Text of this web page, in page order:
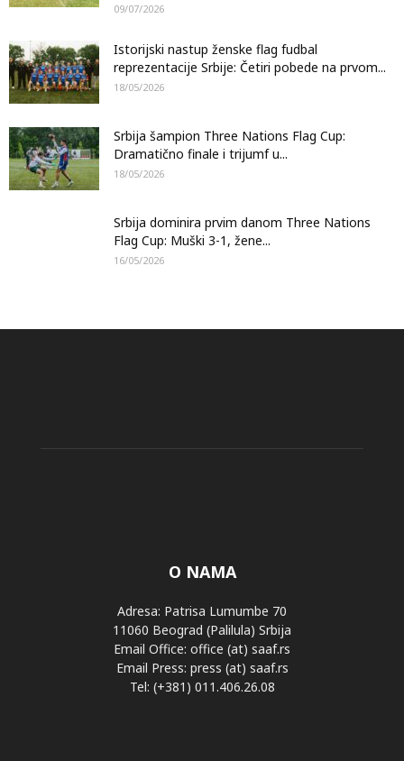
09/07/2026
Istorijski nastup ženske flag fudbal
reprezentacije Srbije: Četiri pobede na prvom...
18/05/2026
Srbija šampion Three Nations Flag Cup:
Dramatično finale i trijumf u...
18/05/2026
Srbija dominira prvim danom Three Nations
Flag Cup: Muški 3-1, žene...
16/05/2026
O NAMA
Adresa: Patrisa Lumumbe 70
11060 Beograd (Palilula) Srbija
Email Office: office (at) saaf.rs
Email Press: press (at) saaf.rs
Tel: (+381) 011.406.26.08